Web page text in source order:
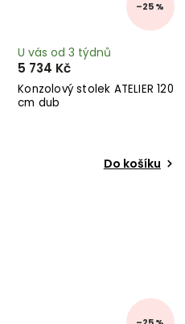
–25 %
Konzolový stolek ATELIER 120
cm dub
U vás od 3 týdnů
5 734 Kč
Do košíku